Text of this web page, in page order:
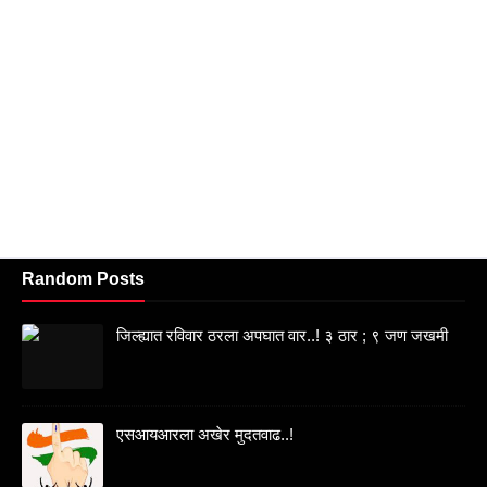
Random Posts
जिल्ह्यात रविवार ठरला अपघात वार..! ३ ठार ; ९ जण जखमी
एसआयआरला अखेर मुदतवाढ..!